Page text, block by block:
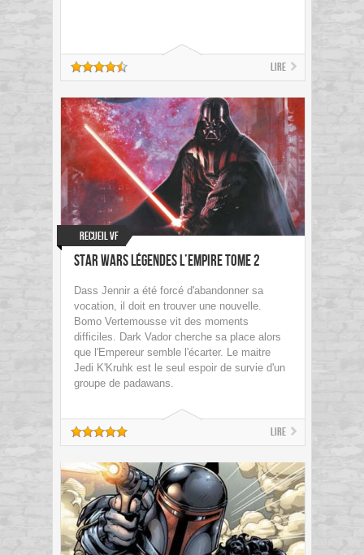
Lire
Recueil VF
Star Wars Légendes L’Empire Tome 2
Dass Jennir a été forcé d'abandonner sa
vocation, il doit en trouver une nouvelle.
Bomo Vertemousse vit des moments
difficiles. Dark Vador cherche sa place alors
que l'Empereur semble l'écarter. Le maitre
Jedi K'Kruhk est le seul espoir de survie d'un
groupe de padawans.
Lire